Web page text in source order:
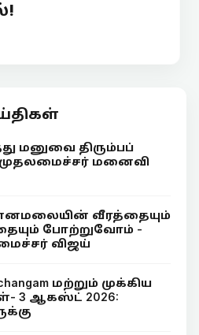
மனுவை திரும்பப்
முதலமைச்சர் மனைவி
வீரத்தையும்
போற்றுவோம் -
விஜய்
மற்றும் முக்கிய
3 ஆகஸ்ட் 2026: